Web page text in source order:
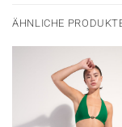
ÄHNLICHE